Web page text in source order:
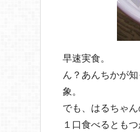
早速実食。
ん？あんちかが
象。
でも、はるちゃ
１口食べるとも